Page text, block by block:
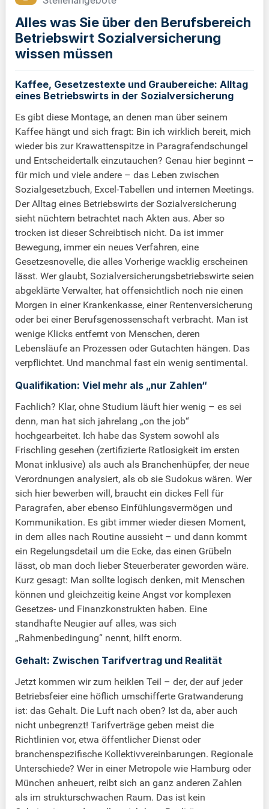
Alles was Sie über den Berufsbereich
Betriebswirt Sozialversicherung
wissen müssen
Kaffee, Gesetzestexte und Graubereiche: Alltag
eines Betriebswirts in der Sozialversicherung
Es gibt diese Montage, an denen man über seinem
Kaffee hängt und sich fragt: Bin ich wirklich bereit, mich
wieder bis zur Krawattenspitze in Paragrafendschungel
und Entscheidertalk einzutauchen? Genau hier beginnt –
für mich und viele andere – das Leben zwischen
Sozialgesetzbuch, Excel-Tabellen und internen Meetings.
Der Alltag eines Betriebswirts der Sozialversicherung
sieht nüchtern betrachtet nach Akten aus. Aber so
trocken ist dieser Schreibtisch nicht. Da ist immer
Bewegung, immer ein neues Verfahren, eine
Gesetzesnovelle, die alles Vorherige wacklig erscheinen
lässt. Wer glaubt, Sozialversicherungsbetriebswirte seien
abgeklärte Verwalter, hat offensichtlich noch nie einen
Morgen in einer Krankenkasse, einer Rentenversicherung
oder bei einer Berufsgenossenschaft verbracht. Man ist
wenige Klicks entfernt von Menschen, deren
Lebensläufe an Prozessen oder Gutachten hängen. Das
verpflichtet. Und manchmal fast ein wenig sentimental.
Qualifikation: Viel mehr als „nur Zahlen“
Fachlich? Klar, ohne Studium läuft hier wenig – es sei
denn, man hat sich jahrelang „on the job“
hochgearbeitet. Ich habe das System sowohl als
Frischling gesehen (zertifizierte Ratlosigkeit im ersten
Monat inklusive) als auch als Branchenhüpfer, der neue
Verordnungen analysiert, als ob sie Sudokus wären. Wer
sich hier bewerben will, braucht ein dickes Fell für
Paragrafen, aber ebenso Einfühlungsvermögen und
Kommunikation. Es gibt immer wieder diesen Moment,
in dem alles nach Routine aussieht – und dann kommt
ein Regelungsdetail um die Ecke, das einen Grübeln
lässt, ob man doch lieber Steuerberater geworden wäre.
Kurz gesagt: Man sollte logisch denken, mit Menschen
können und gleichzeitig keine Angst vor komplexen
Gesetzes- und Finanzkonstrukten haben. Eine
standhafte Neugier auf alles, was sich
„Rahmenbedingung“ nennt, hilft enorm.
Gehalt: Zwischen Tarifvertrag und Realität
Jetzt kommen wir zum heiklen Teil – der, der auf jeder
Betriebsfeier eine höflich umschifferte Gratwanderung
ist: das Gehalt. Die Luft nach oben? Ist da, aber auch
nicht unbegrenzt! Tarifverträge geben meist die
Richtlinien vor, etwa öffentlicher Dienst oder
branchenspezifische Kollektivvereinbarungen. Regionale
Unterschiede? Wer in einer Metropole wie Hamburg oder
München anheuert, reibt sich an ganz anderen Zahlen
als im strukturschwachen Raum. Das ist kein